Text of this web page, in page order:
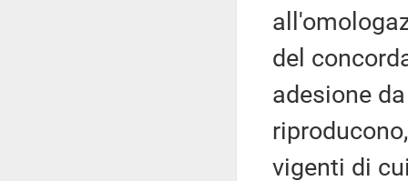
del
adesione
vigenti di